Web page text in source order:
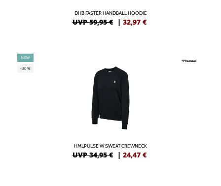
DHB FASTER HANDBALL HOODIE
UVP 59,95 € | 32,97 €
NEW
-30%
HMLPULSE W SWEAT CREWNECK
UVP 34,95 € | 24,47 €